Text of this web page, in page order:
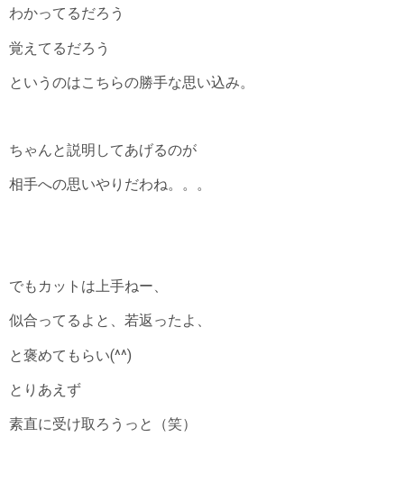
わかってるだろう
覚えてるだろう
というのはこちらの勝手な思い込み。
ちゃんと説明してあげるのが
相手への思いやりだわね。。。
でも カットは上手ねー、
似合ってるよと、若返ったよ、
と褒めてもらい(^^)
とりあえず
素直に受け取ろうっと（笑）